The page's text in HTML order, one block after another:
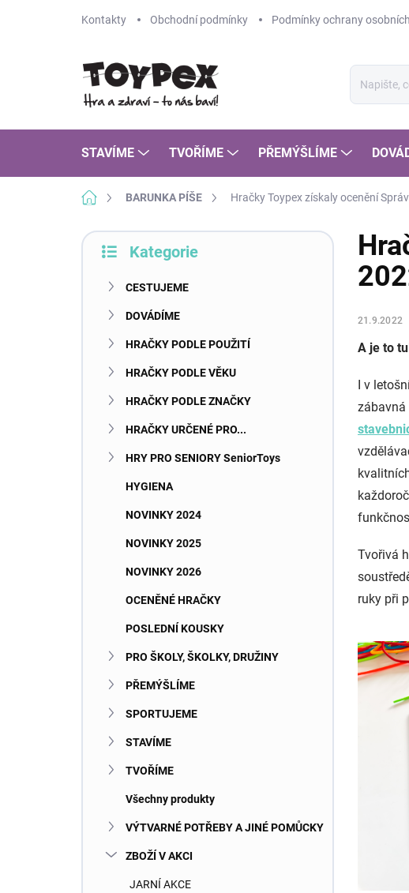
Kontakty Obchodní podmínky Podmínky ochrany
STAVÍME TVOŘÍME PŘEMÝŠLÍME
Domů BARUNKA PÍŠE Hračky Toypex získaly ocenění
P
Kategorie
CESTUJEME
DOVÁDÍME
HRAČKY PODLE POUŽITÍ
HRAČKY PODLE VĚKU
HRAČKY PODLE ZNAČKY
HRAČKY URČENÉ PRO...
HRY PRO SENIORY SeniorToys
HYGIENA
NOVINKY 2024
NOVINKY 2025
NOVINKY 2026
OCENĚNÉ HRAČKY
POSLEDNÍ KOUSKY
PRO ŠKOLY, ŠKOLKY, DRUŽINY
PŘEMÝŠLÍME
SPORTUJEME
STAVÍME
TVOŘÍME
Všechny produkty
VÝTVARNÉ POTŘEBY A JINÉ POMŮCKY
ZBOŽÍ V AKCI
JARNÍ AKCE
21.9.2022
A je to
I v
zábavná
Tvořivá
ruky při